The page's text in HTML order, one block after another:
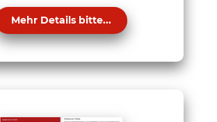
Mehr Details bitte...